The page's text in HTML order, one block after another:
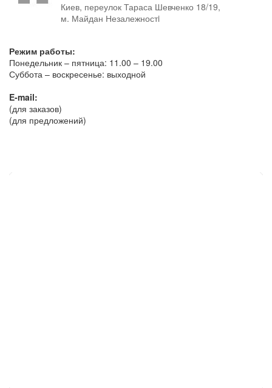
Киев, переулок Тараса Шевченко 18/19,
м. Майдан Незалежностi
Режим работы:
Понедельник – пятница: 11.00 – 19.00
Суббота – воскресенье: выходной
E-mail:
(для заказов)
(для предложений)